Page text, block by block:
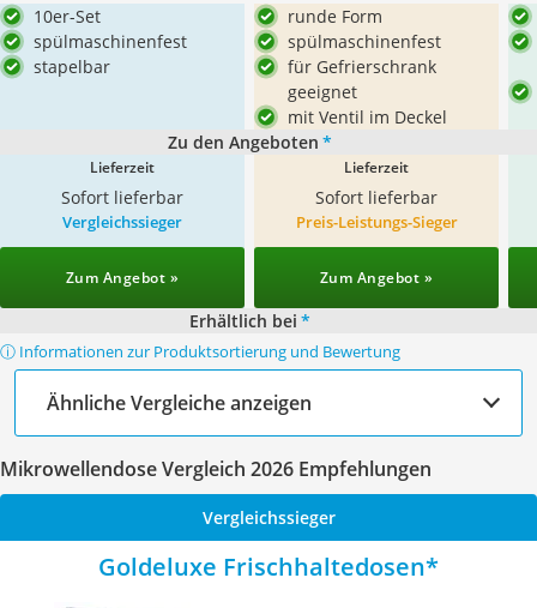
10er-Set
spülmaschinenfest
stapelbar
runde Form
spülmaschinenfest
für Gefrierschrank
geeignet
mit Ventil im Deckel
Zu den Angeboten *
Lieferzeit
Sofort lieferbar
Lieferzeit
Sofort lieferbar
Vergleichssieger
Zum Angebot »
Preis-Leistungs-Sieger
Zum Angebot »
Erhältlich bei *
ⓘ Informationen zur Produktsortierung und Bewertung
Ähnliche Vergleiche anzeigen
Mikrowellendose Vergleich 2026 Empfehlungen
Vergleichssieger
Goldeluxe Frischhaltedosen